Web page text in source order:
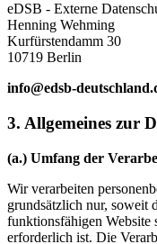
eDSB - Externe
Henning Wehming
Kurfürstendamm 30
10719 Berlin
info@edsb-
3. Allgemeines zur
(a.) Umfang der
Wir verarbeiten
grundsätzlich nur, soweit
funktionsfähigen Website
erforderlich ist. Die